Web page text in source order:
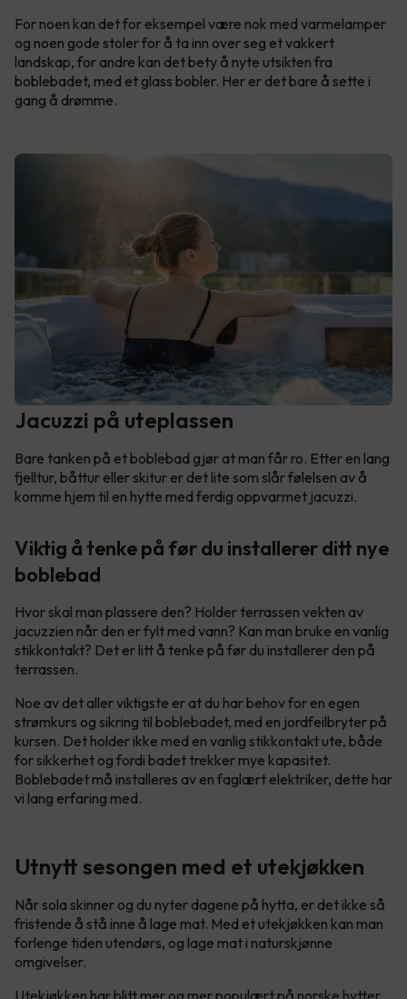
For noen kan det for eksempel være nok med varmelamper
og noen gode stoler for å ta inn over seg et vakkert
landskap, for andre kan det bety å nyte utsikten fra
boblebadet, med et glass bobler. Her er det bare å sette i
gang å drømme.
Jacuzzi på uteplassen
Bare tanken på et boblebad gjør at man får ro. Etter en lang
fjelltur, båttur eller skitur er det lite som slår følelsen av å
komme hjem til en hytte med ferdig oppvarmet jacuzzi.
Viktig å tenke på før du installerer ditt nye
boblebad
Hvor skal man plassere den? Holder terrassen vekten av
jacuzzien når den er fylt med vann? Kan man bruke en vanlig
stikkontakt? Det er litt å tenke på før du installerer den på
terrassen.
Noe av det aller viktigste er at du har behov for en egen
strømkurs og sikring til boblebadet, med en jordfeilbryter på
kursen. Det holder ikke med en vanlig stikkontakt ute, både
for sikkerhet og fordi badet trekker mye kapasitet.
Boblebadet må installeres av en faglært elektriker, dette har
vi lang erfaring med.
Utnytt sesongen med et utekjøkken
Når sola skinner og du nyter dagene på hytta, er det ikke så
fristende å stå inne å lage mat. Med et utekjøkken kan man
forlenge tiden utendørs, og lage mat i naturskjønne
omgivelser.
Utekjøkken har blitt mer og mer populært på norske hytter,